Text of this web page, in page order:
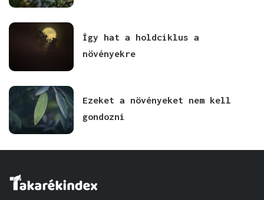
Így hat a holdciklus a
növényekre
Ezeket a növényeket nem kell
gondozni